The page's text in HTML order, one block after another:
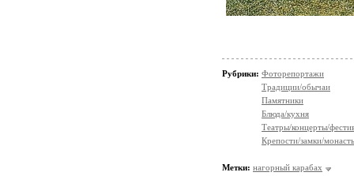
Рубрики: Фоторепортажи
Традиции/обычаи
Памятники
Блюда/кухня
Театры/концерты/
Крепости/замки/
Метки: нагорный карабах